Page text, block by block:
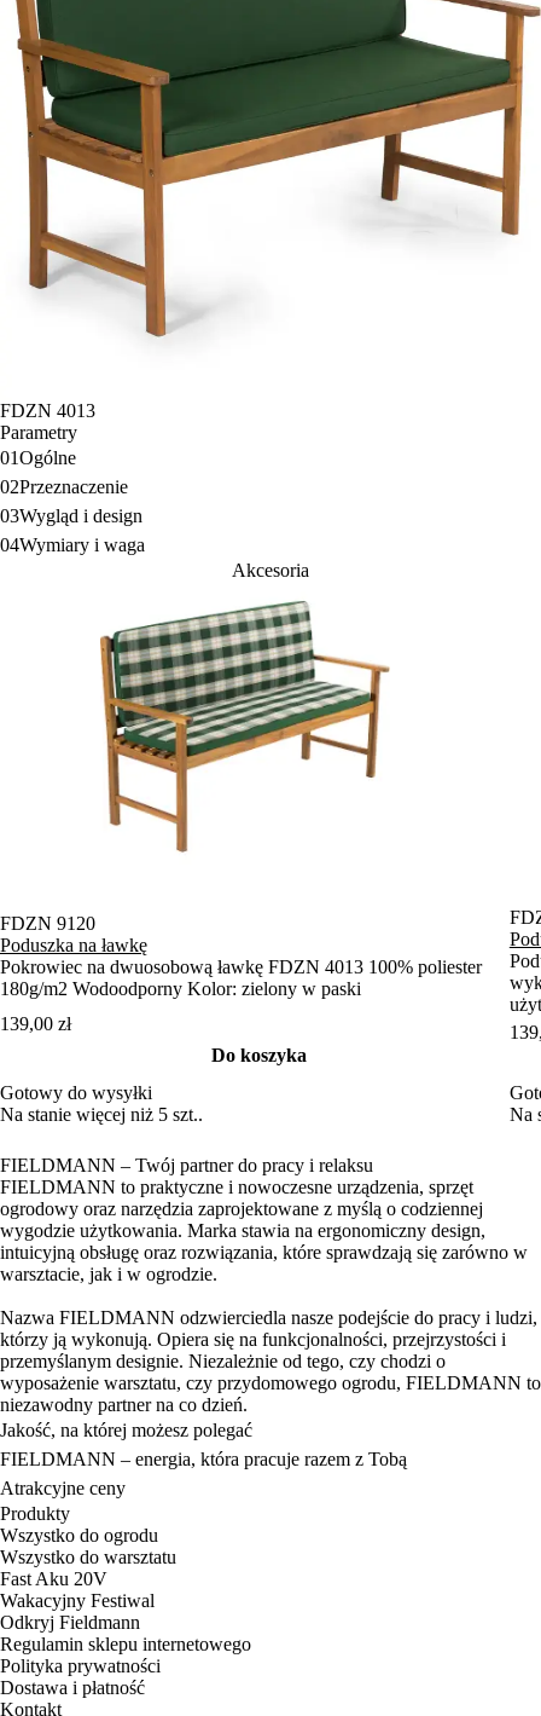
FDZN 4013
Parametry
01Ogólne
02Przeznaczenie
03Wygląd i design
04Wymiary i waga
Akcesoria
FDZN 9120
Poduszka na ławkę
Pokrowiec na dwuosobową ławkę FDZN 4013 100% poliester
180g/m2 Wodoodporny Kolor: zielony w paski
139,00 zł
Do koszyka
Gotowy do wysyłki
Na stanie więcej niż 5 szt..
Na
FIELDMANN – Twój partner do pracy i relaksu
FIELDMANN to praktyczne i nowoczesne urządzenia, sprzęt
ogrodowy oraz narzędzia zaprojektowane z myślą o codziennej
wygodzie użytkowania. Marka stawia na ergonomiczny design,
intuicyjną obsługę oraz rozwiązania, które sprawdzają się zarówno w
warsztacie, jak i w ogrodzie.
Nazwa FIELDMANN odzwierciedla nasze podejście do pracy i ludzi,
którzy ją wykonują. Opiera się na funkcjonalności, przejrzystości i
przemyślanym designie. Niezależnie od tego, czy chodzi o
wyposażenie warsztatu, czy przydomowego ogrodu, FIELDMANN to
niezawodny partner na co dzień.
Jakość, na której możesz polegać
FIELDMANN – energia, która pracuje razem z Tobą
Atrakcyjne ceny
Produkty
Wszystko do ogrodu
Wszystko do warsztatu
Fast Aku 20V
Wakacyjny Festiwal
Odkryj Fieldmann
Regulamin sklepu internetowego
Polityka prywatności
Dostawa i płatność
Kontakt